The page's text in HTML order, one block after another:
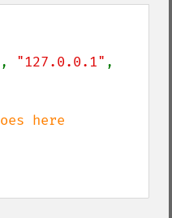
, "127.0.0.1"